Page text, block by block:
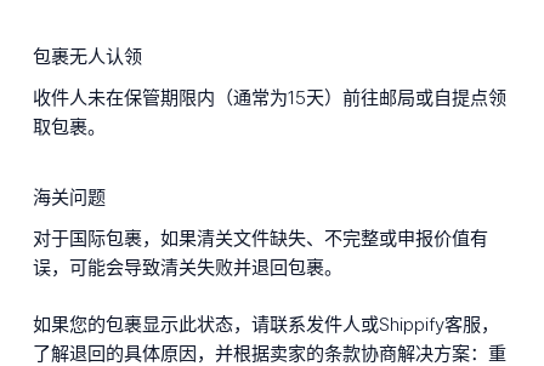
包裹无人认领
收件人未在保管期限内（通常为15天）前往邮局或自提点领
取包裹。
海关问题
对于国际包裹，如果清关文件缺失、不完整或申报价值有
误，可能会导致清关失败并退回包裹。
如果您的包裹显示此状态，请联系发件人或Shippify客服，
了解退回的具体原因，并根据卖家的条款协商解决方案：重